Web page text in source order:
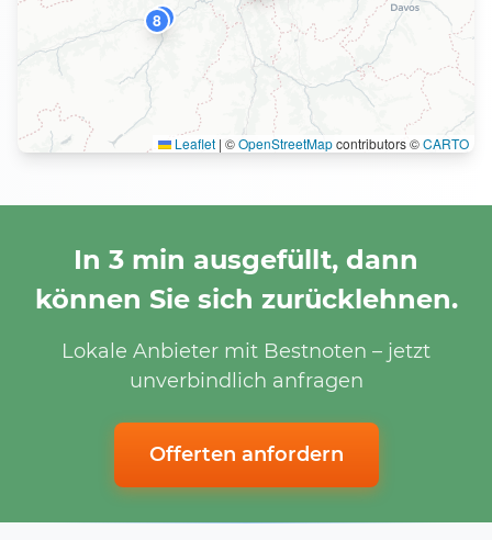
89
Leaflet | ©OpenStreetMapcontributors ©CARTO
In 3 min ausgefüllt, dann
können Sie sich zurücklehnen.
Lokale Anbieter mit Bestnoten – jetzt
unverbindlich anfragen
Offerten anfordern